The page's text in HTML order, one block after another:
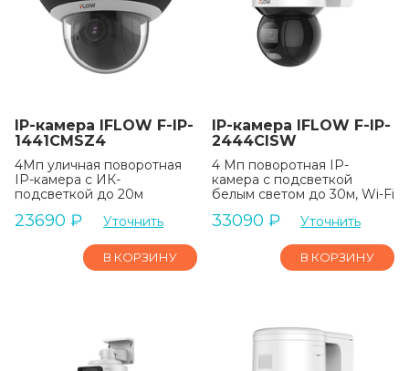
IP-камера IFLOW F-IP-
1441CMSZ4
4Мп уличная поворотная
IP-камера c ИК-
подсветкой до 20м
23690 ₽ Уточнить
В КОРЗИНУ
IP-камера IFLOW F-IP-
2444CISW
4 Мп поворотная IP-
камера c подсветкой
белым светом до 30м, Wi-Fi
33090 ₽ Уточнить
В КОРЗИНУ